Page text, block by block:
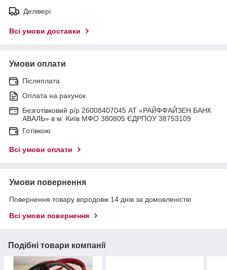
Делівері
Всі умови доставки
Умови оплати
Післяплата
Оплата на рахунок
Безготівковий р/р 26008407045 АТ «РАЙФФАЙЗЕН БАНК
АВАЛЬ» в м. Київ МФО 380805 ЄДРПОУ 38753109
Готівкою
Всі умови оплати
Умови повернення
Повернення товару впродовж 14 днів за домовленістю
Всі умови повернення
Подібні товари компанії